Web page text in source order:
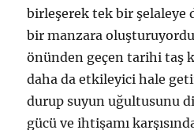
birleşerek tek bir şelaleye
bir manzara
önünden geçen tarihi taş
daha da etkileyici hale
durup suyun uğultusunu
gücü ve ihtişamı